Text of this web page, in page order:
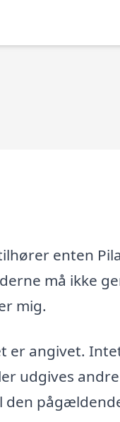
enten
må ikke
mig.
er angivet.
udgives
den